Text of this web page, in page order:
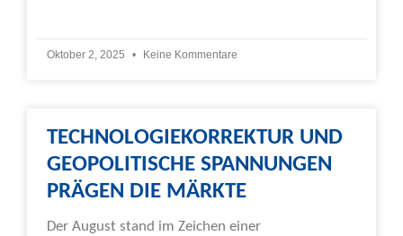
Oktober 2, 2025 Keine Kommentare
TECHNOLOGIEKORREKTUR UND
GEOPOLITISCHE SPANNUNGEN
PRÄGEN DIE MÄRKTE
Der August stand im Zeichen einer